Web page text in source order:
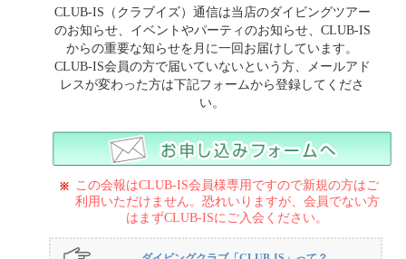
CLUB-IS（クラブイズ）通信は当店のダイビングツアー
のお知らせ、イベントやパーティのお知らせ、CLUB-IS
からの重要な知らせを月に一回お届けしています。
CLUB-IS会員の方で届いていないという方、メールアド
レスが変わった方は下記フォームから登録してくださ
い。
この会報はCLUB-IS会員様専用ですので新規の方はご
利用いただけません。恐れいりますが、会員でない方
はまずCLUB-ISにご入会ください。